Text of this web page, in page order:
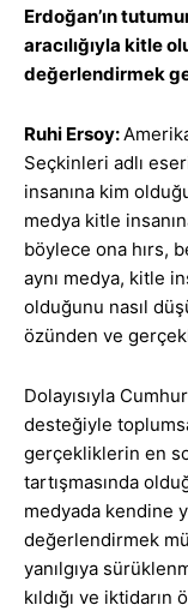
Erdoğan’ın
aracılığıyla kitle
değerlendirmek
Ruhi Ersoy:
Seçkinleri adlı
insanına kim
medya kitle
böylece ona hırs,
aynı medya, kitle
olduğunu nasıl
özünden ve
Dolayısıyla
desteğiyle
gerçekliklerin en
tartışmasında
medyada kendine
değerlendirmek
yanılgıya
kıldığı ve